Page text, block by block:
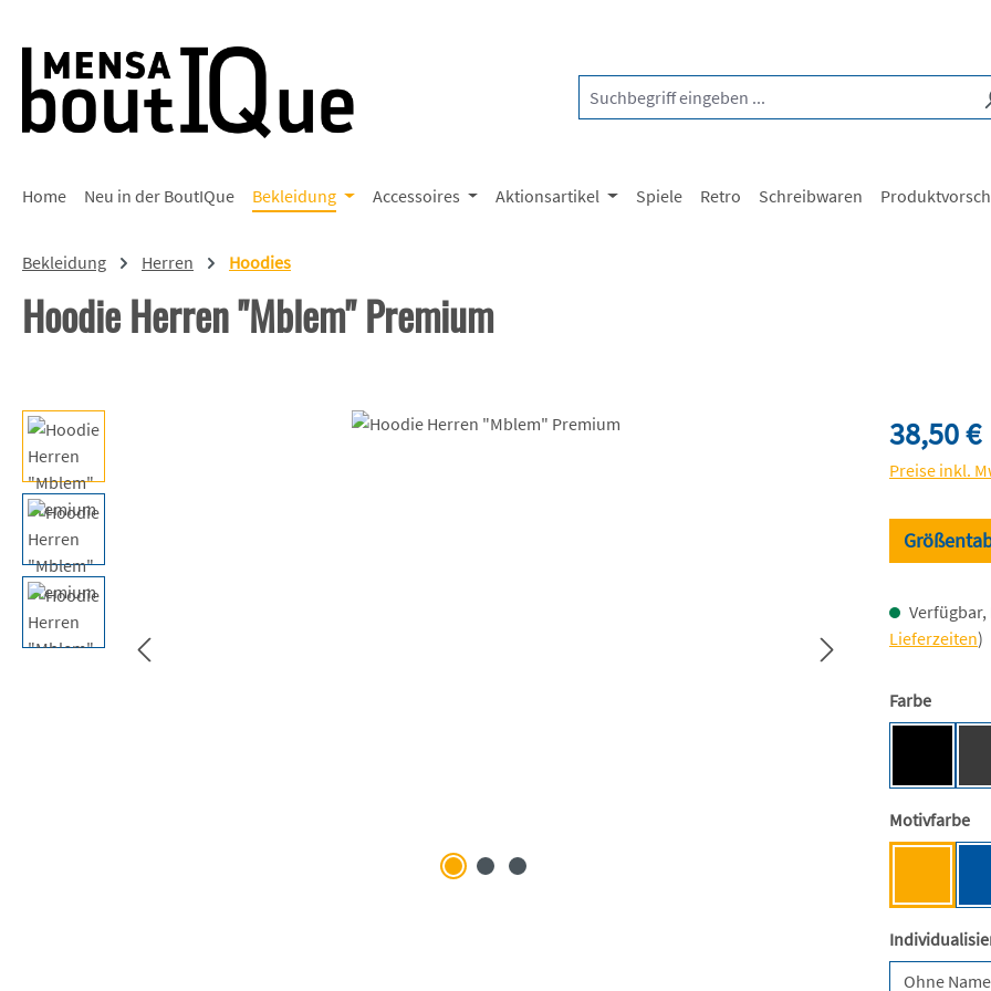
Home Neu in der BoutIQue Bekleidung Accessoires Aktionsartikel Spiele Retro Schreibwaren
Bekleidung Herren Hoodies
Hoodie Herren "Mblem" Premium
Bildergalerie überspringen Regulärer
38,50 €
Preise inkl.
Verfügbar,
Lieferzeiten)
Farbe
Motivfarbe
Ohne